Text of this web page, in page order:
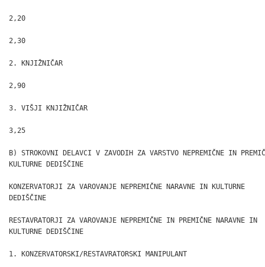
2,20
2,30
2. KNJIŽNIČAR
2,90
3. VIŠJI KNJIŽNIČAR
3,25
B) STROKOVNI DELAVCI V ZAVODIH ZA VARSTVO NEPREMIČNE IN
KULTURNE DEDIŠČINE
KONZERVATORJI ZA VAROVANJE NEPREMIČNE NARAVNE IN KULTURNE
DEDIŠČINE
RESTAVRATORJI ZA VAROVANJE NEPREMIČNE IN PREMIČNE NARAVNE IN
KULTURNE DEDIŠČINE
1. KONZERVATORSKI/RESTAVRATORSKI MANIPULANT